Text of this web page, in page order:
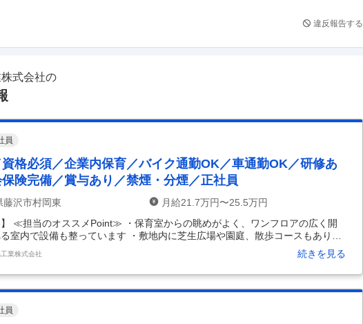
違反報告する
式会社の
員
格必須／企業内保育／バイク通勤OK／車通勤OK／研修あ
保険完備／賞与あり／禁煙・分煙／正社員
藤沢市村岡東
月給21.7万円〜25.5万円
】 ≪担当のオススメPoint≫ ・保育室からの眺めがよく、ワンフロアの広く開
室内で設備も整っています ・敷地内に芝生広場や園庭、散歩コースもあり、
十分楽しめます ・マイカー・バイク・自転車通勤ＯＫです ・嬉しい土日祝お休
ありません ・広いテラスで水遊びやプールを楽しめます ・大手株式運営なの
ニュアルしっかり ・80名の企業内保育園です！現在は57名のお子様がいらっ
業株式会社 続きを見る
員